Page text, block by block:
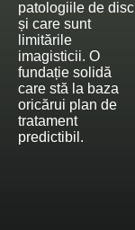
patologiile de disc
și care sunt
limitările
imagisticii. O
fundație solidă
care stă la baza
oricărui plan de
tratament
predictibil.